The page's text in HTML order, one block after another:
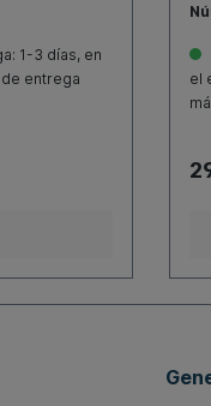
pedido010-
1-3 días, en
entrega
181
el